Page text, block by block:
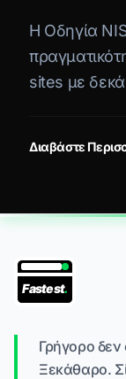
Η Οδηγία
sites με
δεδομένα.
Διαβάστε
Fastest.
Γρήγορο δεν
Ξεκάθαρο.